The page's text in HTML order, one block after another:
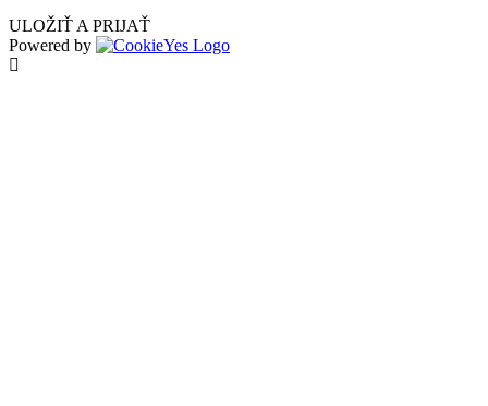
ULOŽIŤ A PRIJAŤ
Powered by